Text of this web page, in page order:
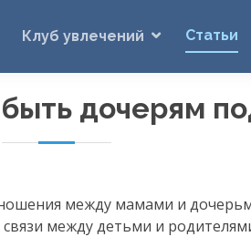
Клуб увлечений Статьи
дочерям
между мамами и
между детьми и